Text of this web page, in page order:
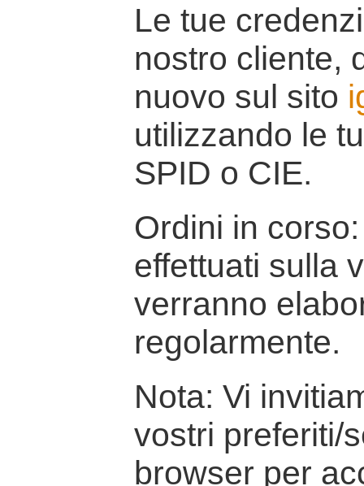
Le tue
nostro cliente,
nuovo sul sito
utilizzando le
SPID o CIE.
Ordini in
effettuati sulla
verranno
regolarmente.
Nota: Vi
vostri preferiti/
browser per